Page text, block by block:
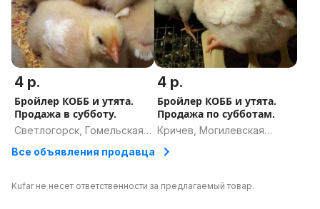
4 р.
Бройлер КОББ и утята.
Продажа в субботу.
Светлогорск, Гомельская
4 р.
Бройлер КОББ и утята.
Продажа по субботам.
Кричев, Могилевская
Все объявления продавца
Kufar не несет ответственности за предлагаемый товар.